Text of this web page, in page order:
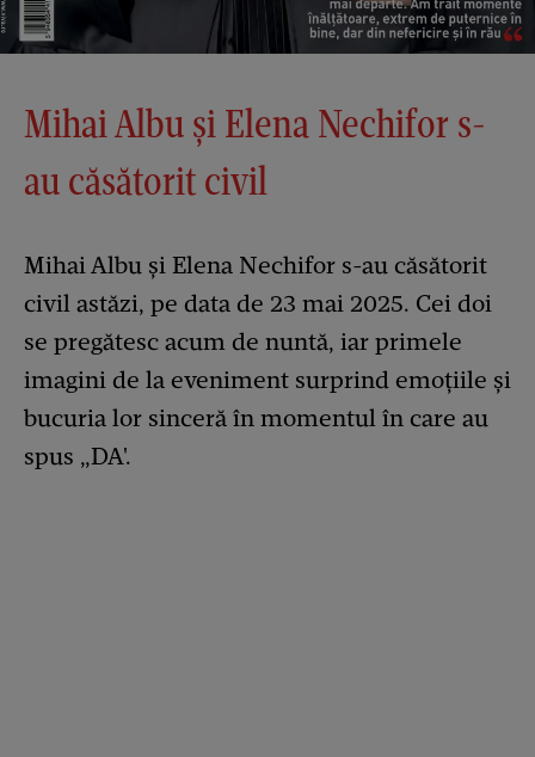
Mihai Albu și Elena Nechifor s-
au căsătorit civil
Mihai Albu și Elena Nechifor s-au căsătorit
civil astăzi, pe data de 23 mai 2025. Cei doi
se pregătesc acum de nuntă, iar primele
imagini de la eveniment surprind emoțiile și
bucuria lor sinceră în momentul în care au
spus „DA'.